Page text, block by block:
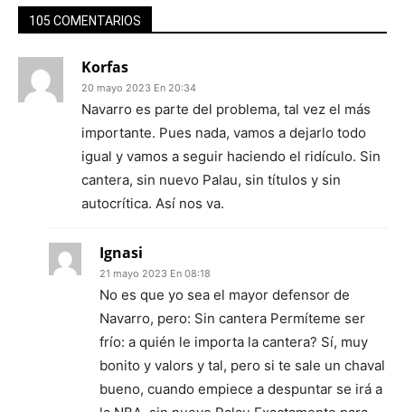
105 COMENTARIOS
Korfas
20 mayo 2023 En 20:34
Navarro es parte del problema, tal vez el más
importante. Pues nada, vamos a dejarlo todo
igual y vamos a seguir haciendo el ridículo. Sin
cantera, sin nuevo Palau, sin títulos y sin
autocrítica. Así nos va.
Ignasi
21 mayo 2023 En 08:18
No es que yo sea el mayor defensor de
Navarro, pero: Sin cantera Permíteme ser
frío: a quién le importa la cantera? Sí, muy
bonito y valors y tal, pero si te sale un chaval
bueno, cuando empiece a despuntar se irá a